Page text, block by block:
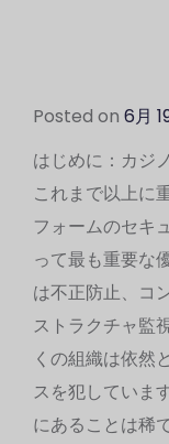
Posted on 6月
はじめに：カジ
これまで以上に
フォームのセキ
って最も重要な
は不正防止、コ
ストラクチャ監
くの組織は依然
スを犯していま
にあることは稀